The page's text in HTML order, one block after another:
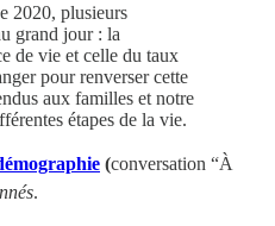
2020, plusieurs
grand jour : la
de vie et celle du taux
pour renverser cette
aux familles et notre
étapes de la vie.
(conversation “À
.